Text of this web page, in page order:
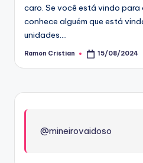
caro. Se você está vindo para
conhece alguém que está
unidades.…
Posted
Ramon Cristian 15/08/2024
@mineirovaidoso